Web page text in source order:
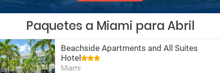
Paquetes a Miami para Abril
Beachside Apartments and All Suites
Hotel
Miami